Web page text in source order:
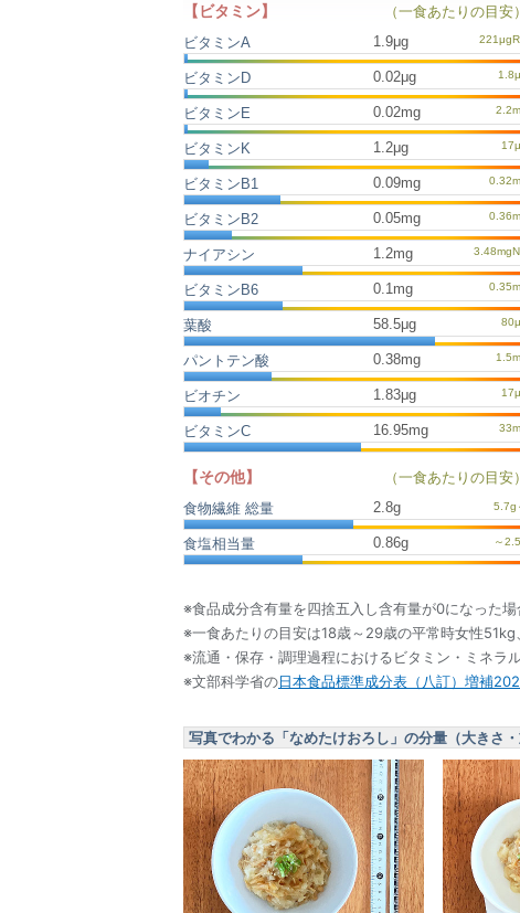
【ビタミン】
（一食あたりの目安）
ビタミンA
1.9μg
ビタミンD 0.02μg
ビタミンE 0.02mg
ビタミンK 1.2μg
ビタミンB1 0.09mg
ビタミンB2 0.05mg
ナイアシン 1.2mg
ビタミンB6 0.1mg
葉酸 58.5μg
パントテン酸 0.38mg
ビオチン 1.83μg
ビタミンC 16.95mg
【その他】
（一食あたりの目安）
食物繊維 総量
2.8g
食塩相当量 0.86g
※食品成分含有量を四捨五入し含有量が0になった
※一食あたりの目安は18歳～29歳の平常時女性
※流通・保存・調理過程におけるビタミン・ミネラ
※文部科学省の日本食品標準成分表（八訂）増補
写真でわかる「なめたけおろし」の分量（大きさ